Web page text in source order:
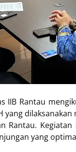
IIB Rantau
Rantau.
yang